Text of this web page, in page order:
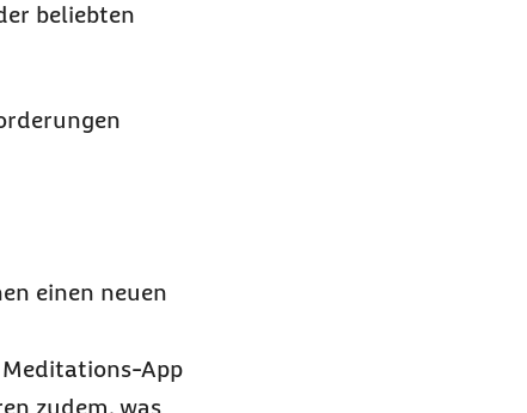
beliebten
einen neuen
Meditations-App
zudem, was